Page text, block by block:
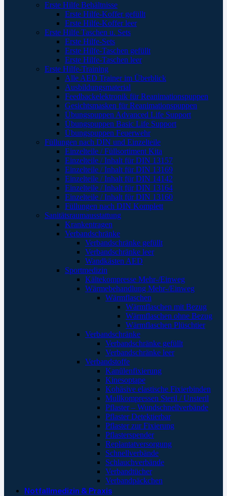
Erste Hilfe Behältnisse
Erste Hilfe-Koffer gefüllt
Erste Hilfe-Koffer leer
Erste Hilfe Taschen u. Sets
Erste Hilfe-Sets
Erste Hilfe-Taschen gefüllt
Erste Hilfe-Taschen leer
Erste Hilfe-Training
Alle AED Trainer im Überblick
Ausbildungsmaterial
Feedbackelektronik für Reanimationspuppen
Gesichtsmasken für Reanimationspuppen
Übungspuppen Advanced Life Support
Übungspuppen Basic Life Support
Übungspuppen Feuerwehr
Füllungen nach DIN und Einzelteile
Einzelteile / Füllsortiment Kita
Einzelteile / Inhalt für DIN 13157
Einzelteile / Inhalt für DIN 13169
Einzelteile / Inhalt für DIN 14142
Einzelteile / Inhalt für DIN 13164
Einzelteile / Inhalt für DIN 13160
Füllungen nach DIN Komplett
Sanitätsraumausstattung
Krankentragen
Verbandschränke
Verbandschränke gefüllt
Verbandschränke leer
Wandkästen AED
Sportmedizin
Kältekompresse Mehr-/Einweg
Wärmebehandlung Mehr-/Einweg
Wärmflaschen
Wärmflaschen mit Bezug
Wärmflaschen ohne Bezug
Wärmflaschen Plüschtier
Verbandschränke
Verbandschränke gefüllt
Verbandschränke leer
Verbandstoffe
Kanülenfixierung
Kinesoptape
Kohäsive elastische Fixierbinden
Mullkompressen Steril / Unsteril
Pflaster – Wundschnellverbände
Pflaster Detektierbar
Pflaster zur Fixierung
Pflasterspender
Replantatversorgung
Schnellverbände
Schlauchverbände
Verbandtücher
Verbandpäckchen
Notfallmedizin & Praxis